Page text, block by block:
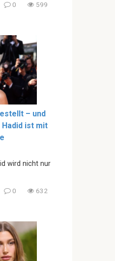
0 599
– und
ist mit
wird nicht nur
0 632